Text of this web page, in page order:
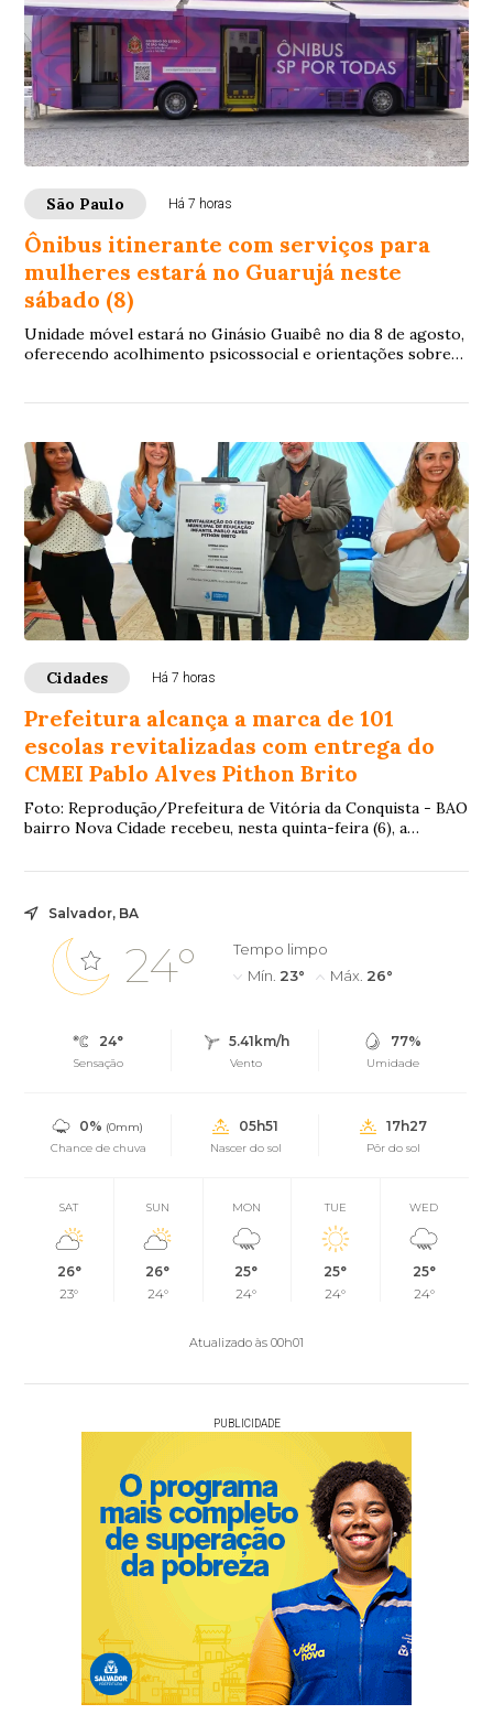
São Paulo Há 7 horas
Ônibus itinerante com serviços para
mulheres estará no Guarujá neste
sábado (8)
Unidade móvel estará no Ginásio Guaibê no dia 8 de agosto,
oferecendo acolhimento psicossocial e orientações sobre
Cidades Há 7 horas
Prefeitura alcança a marca de 101
escolas revitalizadas com entrega do
CMEI Pablo Alves Pithon Brito
Foto: Reprodução/Prefeitura de Vitória da Conquista - BAO
bairro Nova Cidade recebeu, nesta quinta-feira (6), a
Salvador, BA
24°
Tempo limpo
Mín. 23° Máx. 26°
24°
Sensação
5.41km/h
Vento
77%
Umidade
0% (0mm)
Chance de chuva
05h51
Nascer do sol
17h27
Pôr do sol
SAT
26°
23°
SUN
26°
24°
MON
25°
24°
TUE
25°
24°
WED
25°
24°
Atualizado às 00h01
PUBLICIDADE